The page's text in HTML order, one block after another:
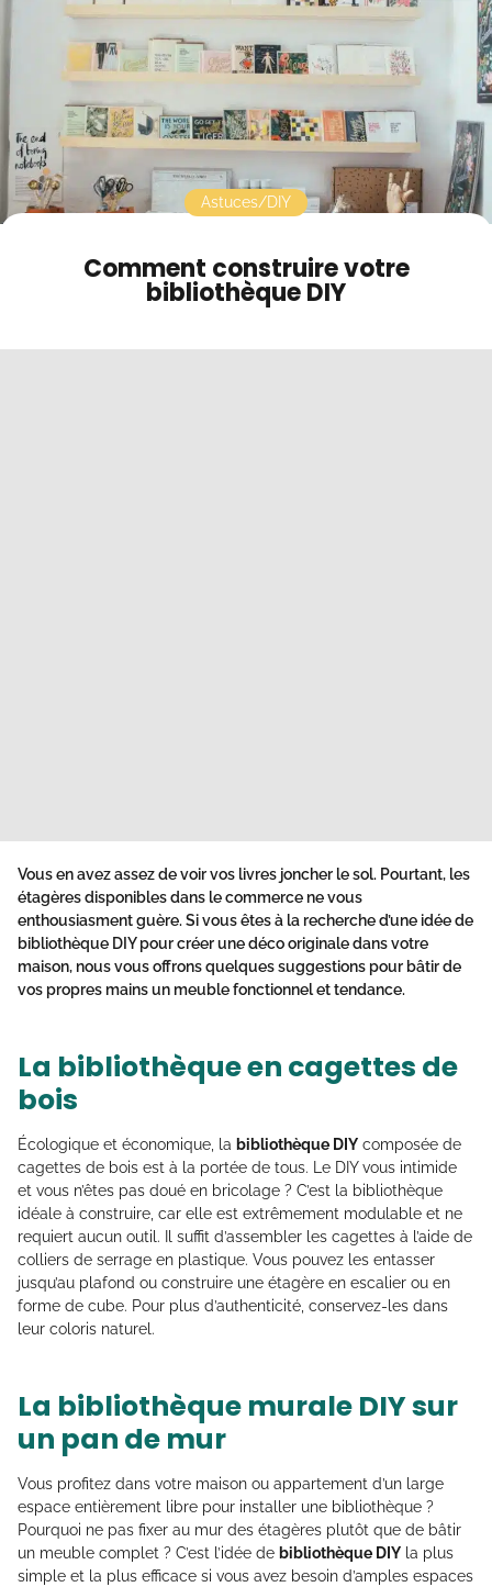
Contact
Mode sombre
Comment construire votre
bibliothèque DIY
Astuces/DIY
Vous en avez assez de voir vos livres joncher le sol. Pourtant, les
étagères disponibles dans le commerce ne vous
enthousiasment guère. Si vous êtes à la recherche d’une idée de
bibliothèque DIYpour créer une déco originale dans votre
maison, nous vous offrons quelques suggestions pour bâtir de
vos propres mains un meuble fonctionnel et tendance.
La bibliothèque en cagettes de
bois
Écologique et économique, la bibliothèque DIY composée de
cagettes de bois est à la portée de tous. Le DIY vous intimide
et vous n’êtes pas doué en bricolage ? C’est la bibliothèque
idéale à construire, car elle est extrêmement modulable et ne
requiert aucun outil. Il suffit d’assembler les cagettes à l’aide de
colliers de serrage en plastique. Vous pouvez les entasser
jusqu’au plafond ou construire une étagère en escalier ou en
forme de cube. Pour plus d’authenticité, conservez-les dans
leur coloris naturel.
La bibliothèque murale DIY sur
un pan de mur
Vous profitez dans votre maison ou appartement d’un large
espace entièrement libre pour installer une bibliothèque ?
Pourquoi ne pas fixer au mur des étagères plutôt que de bâtir
un meuble complet ? C’est l’idée de bibliothèque DIY la plus
simple et la plus efficace si vous avez besoin d’amples espaces